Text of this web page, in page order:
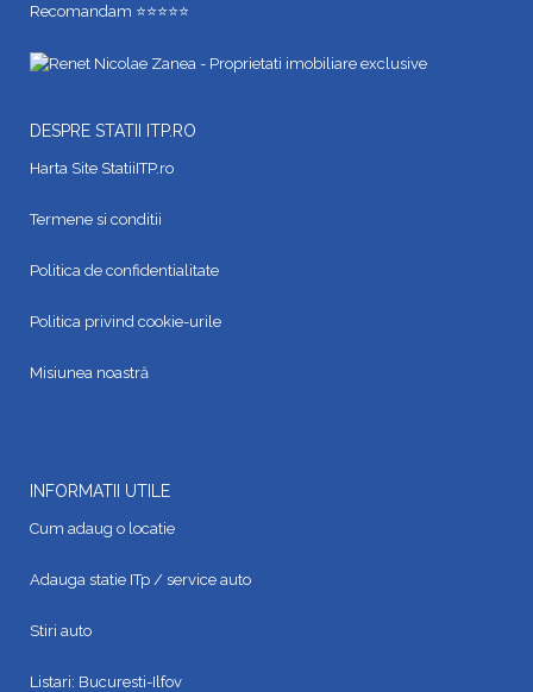
Recomandam ⭐⭐⭐⭐⭐
DESPRE STATII ITP.RO
Harta Site StatiiITP.ro
Termene si conditii
Politica de confidentialitate
Politica privind cookie-urile
Misiunea noastră
INFORMATII UTILE
Cum adaug o locatie
Adauga statie ITp / service auto
Stiri auto
Listari: Bucuresti-Ilfov